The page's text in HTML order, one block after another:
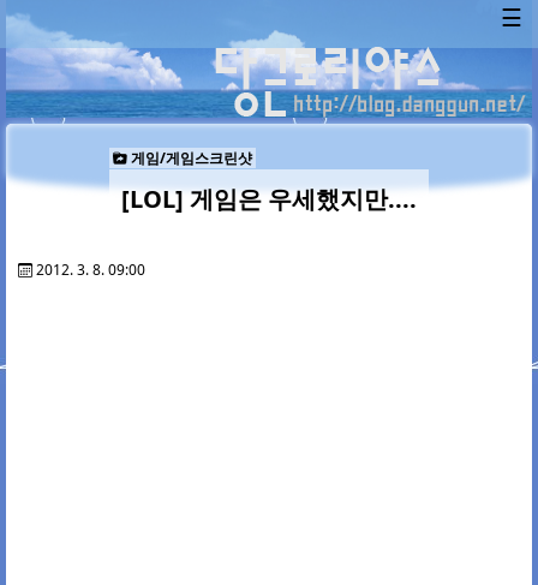
☰
게임/게임스크린샷
[LOL] 게임은 우세했지만....
2012. 3. 8. 09:00